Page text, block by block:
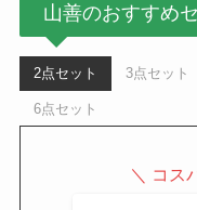
山善のおすすめ
2点セット 3点セット
6点セット
＼ コス